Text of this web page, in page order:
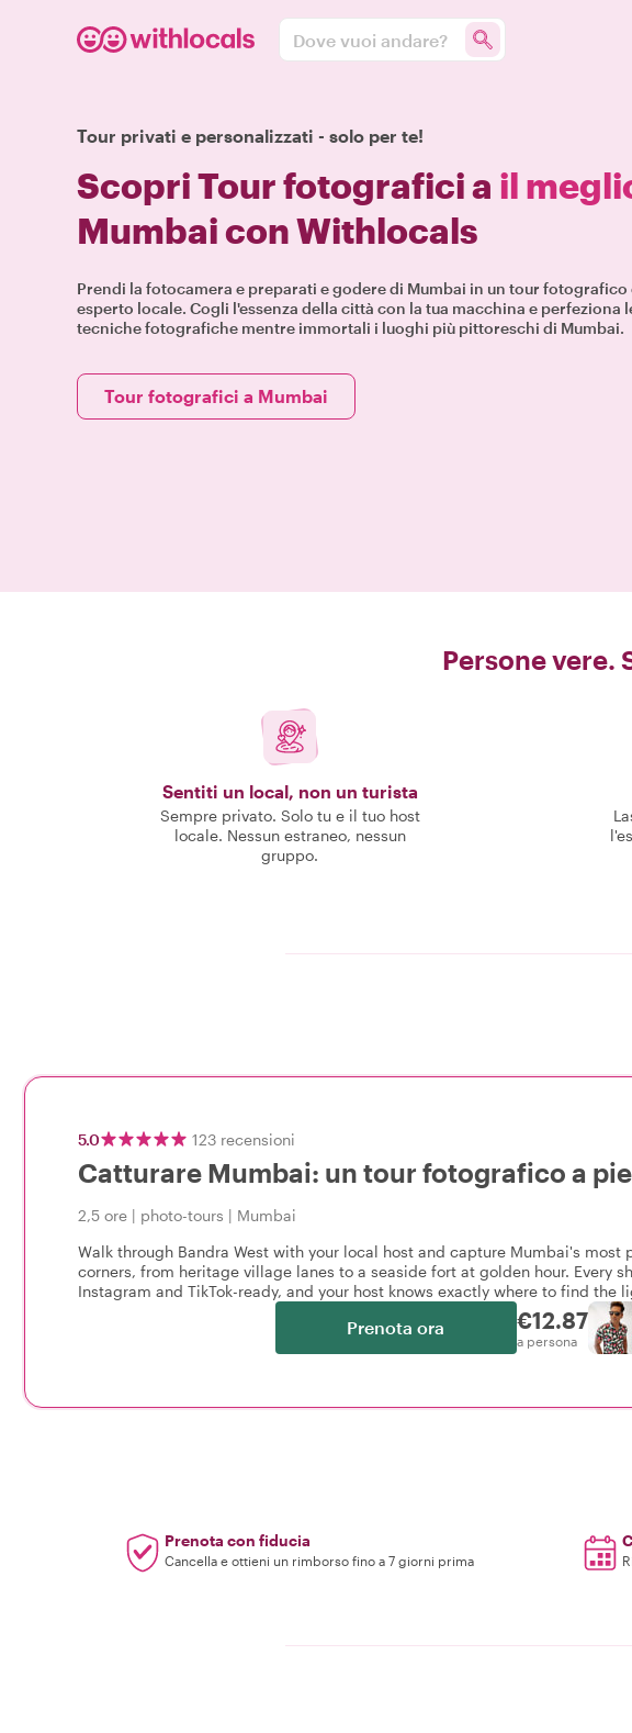
Dove vuoi andare?
Tour privati e personalizzati - solo per te!
Scopri Tour fotografici a il
Mumbai con Withlocals
Prendi la fotocamera e preparati e godere di Mumbai in un tour fotografico
esperto locale. Cogli l'essenza della città con la tua macchina e perfeziona
tecniche fotografiche mentre immortali i luoghi più pittoreschi di Mumbai.
Tour fotografici a Mumbai
Persone vere.
Sentiti un local, non un turista
Sempre privato. Solo tu e il tuo host
locale. Nessun estraneo, nessun
gruppo.
5.0 123 recensioni
Catturare Mumbai: un tour fotografico a
2,5 ore | photo-tours | Mumbai
Walk through Bandra West with your local host and capture Mumbai's most
corners, from heritage village lanes to a seaside fort at golden hour. Every
Instagram and TikTok-ready, and your host knows exactly where to find the
Prenota ora €12.87
a persona
Prenota con fiducia
Cancella e ottieni un rimborso fino a 7 giorni prima